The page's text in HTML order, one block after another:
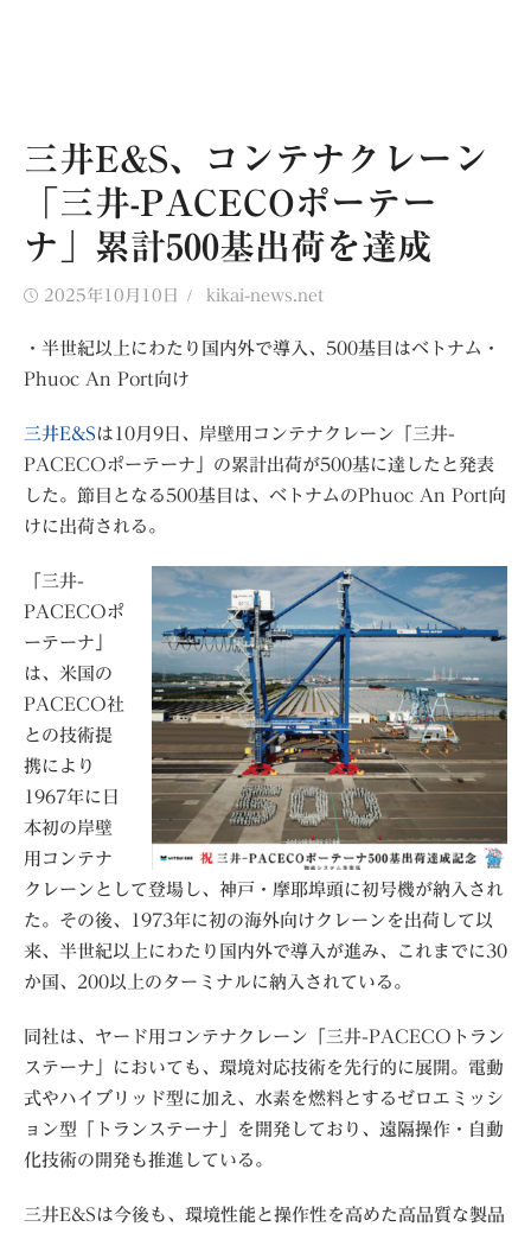
三井E&S、コンテナクレーン
「三井-PACECOポーテー
ナ」累計500基出荷を達成
Posted
2025年10月10日 Author
kikai-news.net
・半世紀以上にわたり国内外で導入、500基目はベトナム・
Phuoc An Port向け
三井E&S は10月9日、岸壁用コンテナクレーン「三井-
PACECOポーテーナ」の累計出荷が500基に達したと発表
した。節目となる500基目は、ベトナムのPhuoc An Port向
けに出荷される。
「三井-
PACECOポ
ーテーナ」
は、米国の
PACECO社
との技術提
携により
1967年に日
本初の岸壁
用コンテナ
クレーンとして登場し、神戸・摩耶埠頭に初号機が納入され
た。その後、1973年に初の海外向けクレーンを出荷して以
来、半世紀以上にわたり国内外で導入が進み、これまでに30
か国、200以上のターミナルに納入されている。
同社は、ヤード用コンテナクレーン「三井-PACECOトラン
ステーナ」においても、環境対応技術を先行的に展開。電動
式やハイブリッド型に加え、水素を燃料とするゼロエミッシ
ョン型「トランステーナ」を開発しており、遠隔操作・自動
化技術の開発も推進している。
三井E&Sは今後も、環境性能と操作性を高めた高品質な製品